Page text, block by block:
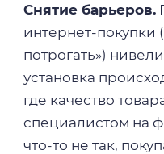
Снятие барьеров.
интернет-покупки
потрогать»)
установка
где качество
специалистом на
что-то не так,